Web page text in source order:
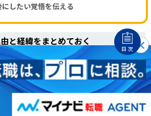
したい覚悟を伝える
と経緯をまとめておく
面接前に理由と経緯をまとめておきま
備しておかないと、転職理由を他責に
い採用担当者に悪い印象を持たれてし
目次